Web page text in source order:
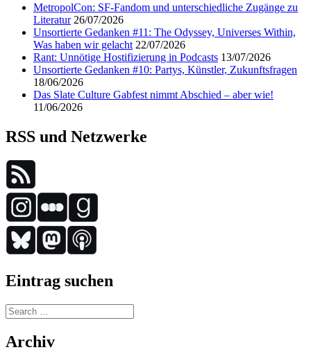
MetropolCon: SF-Fandom und unterschiedliche Zugänge zu
Literatur 26/07/2026
Unsortierte Gedanken #11: The Odyssey, Universes Within,
Was haben wir gelacht 22/07/2026
Rant: Unnötige Hostifizierung in Podcasts 13/07/2026
Unsortierte Gedanken #10: Partys, Künstler, Zukunftsfragen
18/06/2026
Das Slate Culture Gabfest nimmt Abschied – aber wie!
11/06/2026
RSS und Netzwerke
Eintrag suchen
Search
for:
Archiv